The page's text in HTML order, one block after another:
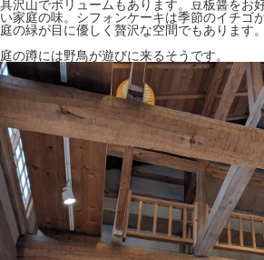
具沢山でボリュームもあります。豆板醤をお
い家庭の味。シフォンケーキは季節のイチゴ
庭の緑が目に優しく贅沢な空間でもあります。
庭の蹲には野鳥が遊びに来るそうです。